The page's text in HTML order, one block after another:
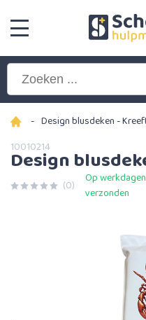
- Design blusdeken -
10010214
Design
(0)
Op
verzonden